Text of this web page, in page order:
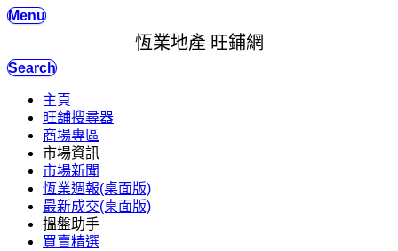
Menu
恆業地產 旺鋪網
Search
主頁
旺舖搜尋器
商場專區
市場資訊
市場新聞
恆業週報(桌面版)
最新成交(桌面版)
搵盤助手
買賣精選